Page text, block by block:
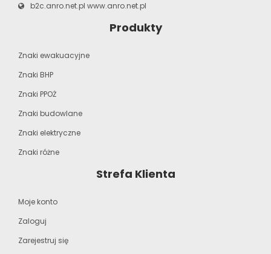
b2c.anro.net.pl www.anro.net.pl
Produkty
Znaki ewakuacyjne
Znaki BHP
Znaki PPOŻ
Znaki budowlane
Znaki elektryczne
Znaki różne
Strefa Klienta
Moje konto
Zaloguj
Zarejestruj się